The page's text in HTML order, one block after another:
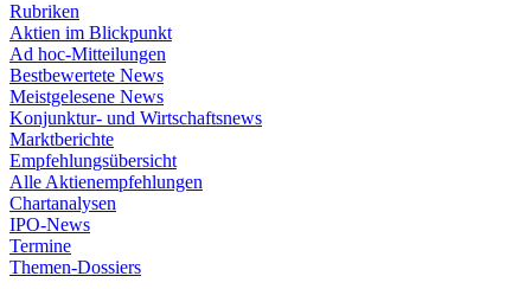
Rubriken
Aktien im Blickpunkt
Ad hoc-Mitteilungen
Bestbewertete News
Meistgelesene News
Konjunktur- und Wirtschaftsnews
Marktberichte
Empfehlungsübersicht
Alle Aktienempfehlungen
Chartanalysen
IPO-News
Termine
Themen-Dossiers